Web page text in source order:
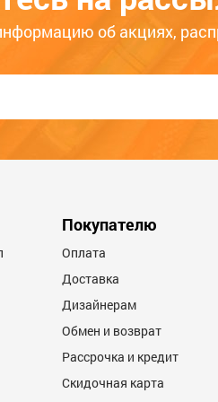
ЦБ-00028210
об акциях,
Покупателю
Оплата
Доставка
Дизайнерам
Обмен и возврат
Рассрочка и кредит
Скидочная карта